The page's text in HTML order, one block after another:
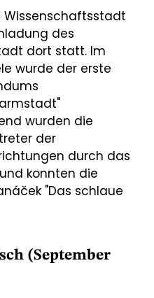
Wissenschaftsstadt
des
dort statt. Im
wurde der erste
wurden die
der
durch das
konnten die
"Das schlaue
(September